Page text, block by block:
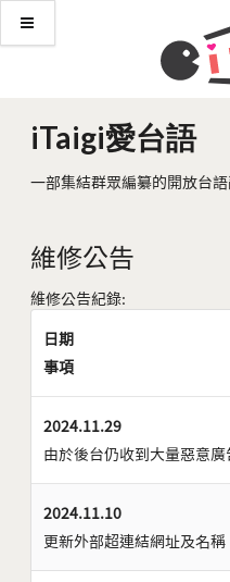
iTaigi愛台語
一部集結群眾編纂的開放台
維修公告
維修公告紀錄:
日期
事項
2024.11.29
由於後台仍收到大量惡意
2024.11.10
更新外部超連結網址及名稱